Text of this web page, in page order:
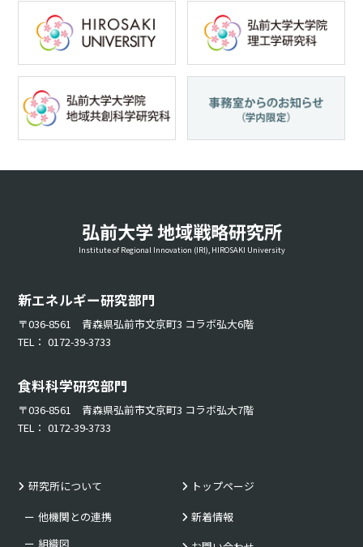
弘前大学 地域戦略研究所
Institute of Regional Innovation (IRI), HIROSAKI University
新エネルギー研究部門
〒036-8561 青森県弘前市文京町3 コラボ弘大6階
TEL： 0172-39-3733
食料科学研究部門
〒036-8561 青森県弘前市文京町3 コラボ弘大7階
TEL： 0172-39-3733
研究所について
他機関との連携
組織図
トップページ
新着情報